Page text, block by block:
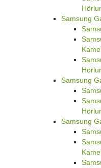
Samsung
Samsung
Samsung